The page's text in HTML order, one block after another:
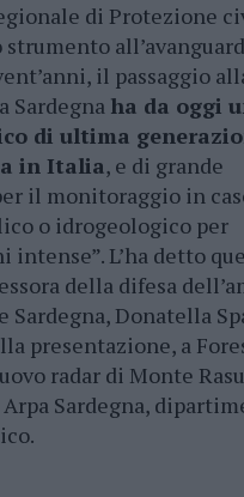
di Protezione
strumento all’
’anni, il passaggio
Sardegna ha da oggi
di ultima
in Italia, e di grande
il monitoraggio in
o idrogeologico per
intense”. L’ha detto
della difesa dell’a
Sardegna, Donatella
presentazione, a
radar di Monte
Sardegna,